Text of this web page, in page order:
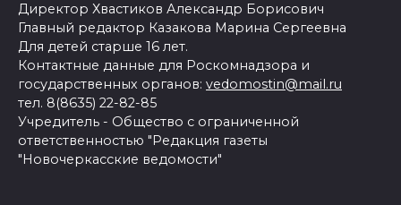
Директор Хвастиков Александр Борисович
Главный редактор Казакова Марина Сергеевна
Для детей старше 16 лет.
Контактные данные для Роскомнадзора и
государственных органов: vedomostin@mail.ru
тел. 8(8635) 22-82-85
Учредитель - Общество с ограниченной
ответственностью "Редакция газеты
"Новочеркасские ведомости"